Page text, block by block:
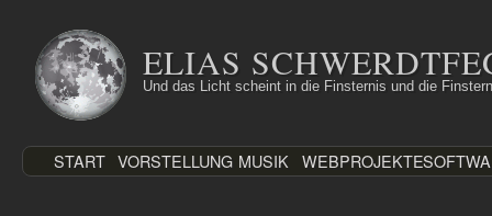
Inhalt
springen
ELIAS
Und das Licht scheint in die Finsternis und die
START VORSTELLUNG MUSIK WEBPROJEKTE